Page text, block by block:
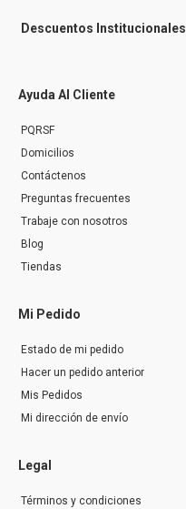
Descuentos Institucionales
Ayuda Al Cliente
PQRSF
Domicilios
Contáctenos
Preguntas frecuentes
Trabaje con nosotros
Blog
Tiendas
Mi Pedido
Estado de mi pedido
Hacer un pedido anterior
Mis Pedidos
Mi dirección de envío
Legal
Términos y condiciones